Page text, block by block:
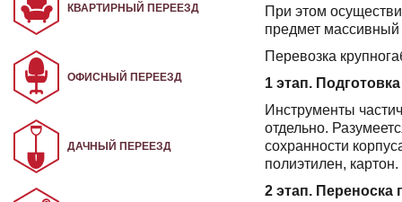
При этом
предмет
Перевозка
1 этап.
Инструменты
отдельно.
сохранности
полиэтилен, картон.
2 этап. Переноска
КВАРТИРНЫЙ ПЕРЕЕЗД
ОФИСНЫЙ ПЕРЕЕЗД
ДАЧНЫЙ ПЕРЕЕЗД